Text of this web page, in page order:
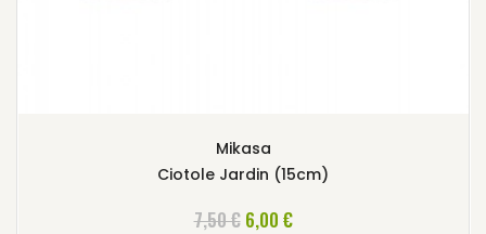
Mikasa
Ciotole Jardin (15cm)
7,50 € 6,00 €
AGGIUNGI AL CARRELLO